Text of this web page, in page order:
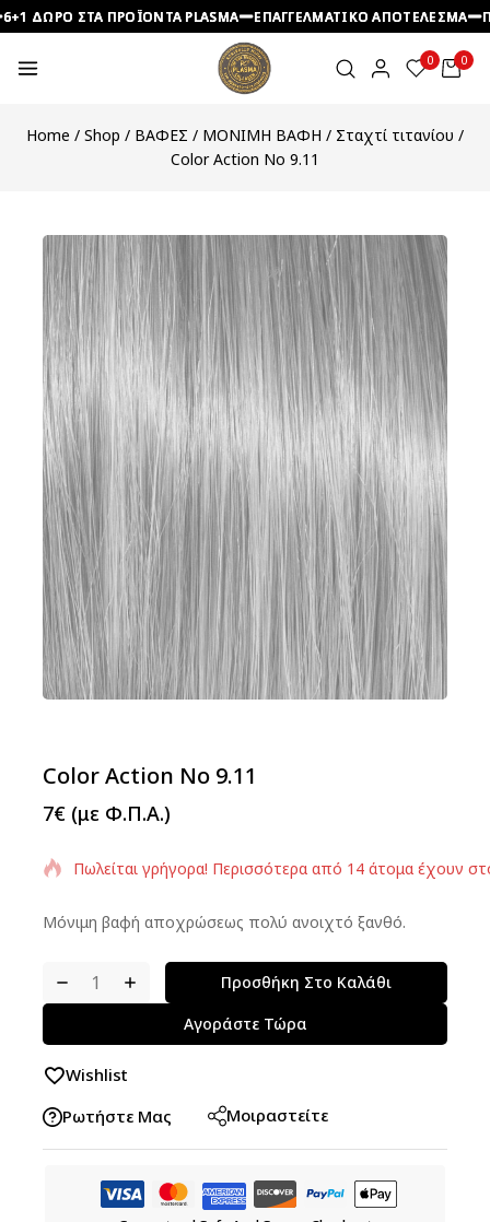
ΣΤΑ ΠΡΟΪΟΝΤΑ PLASMA ΕΠΑΓΓΕΛΜΑΤΙΚΟ ΑΠΟΤΕΛΕΣΜΑ
ΣΤΑ ΠΡΟΪΟΝΤΑ PLASMA ΕΠΑΓΓΕΛΜΑΤΙΚΟ ΑΠΟΤΕΛΕΣΜΑ
ΣΤΑ ΠΡΟΪΟΝΤΑ PLASMA ΕΠΑΓΓΕΛΜΑΤΙΚΟ ΑΠΟΤΕΛΕΣΜΑ
0 0
Home / Shop / ΒΑΦΕΣ / ΜΟΝΙΜΗ ΒΑΦΗ / Σταχτί τιτανίου /
Color Action No 9.11
Color Action No 9.11
7€ (με Φ.Π.Α.)
Πωλείται γρήγορα! Περισσότερα από 14 άτομα έχουν
Μόνιμη βαφή αποχρώσεως πολύ ανοιχτό ξανθό.
Προσθήκη Στο Καλάθι
Αγοράστε Τώρα
Wishlist
Ρωτήστε Μας
Μοιραστείτε